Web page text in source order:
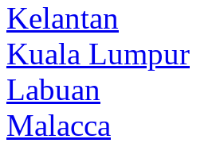
Kelantan
Kuala Lumpur
Labuan
Malacca